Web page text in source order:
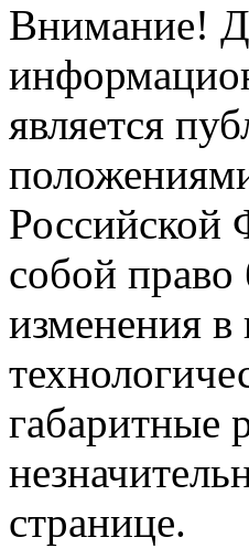
Внимание!
является
Российской
собой право
изменения
габаритные
странице.